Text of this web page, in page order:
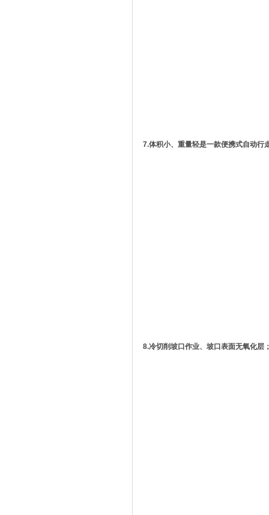
7.体积小、重量轻是一款便携式自动行
8.冷切削坡口作业、坡口表面无氧化层